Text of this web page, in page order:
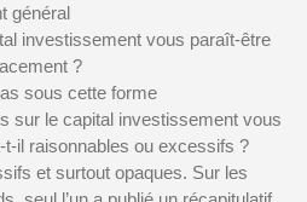
général
investissement vous paraît-être
?
sous cette forme
sur le capital investissement vous
t-il raisonnables ou excessifs ?
et surtout opaques. Sur les